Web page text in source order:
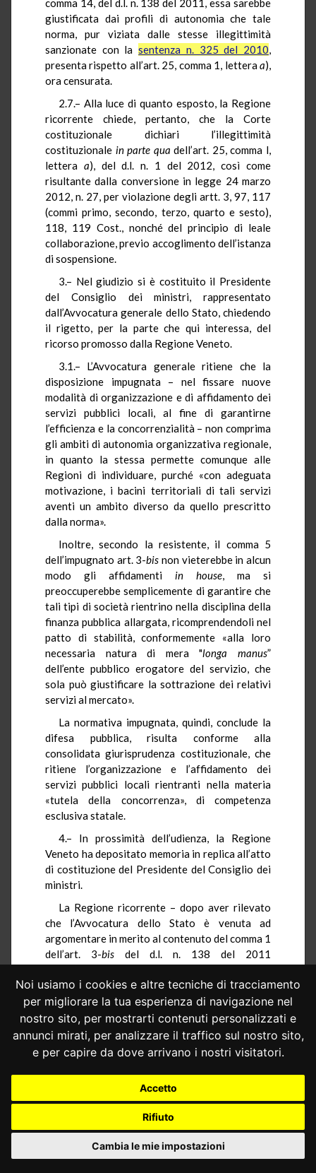
Noi usiamo i cookies e altre tecniche di tracciamento
per migliorare la tua esperienza di navigazione nel
nostro sito, per mostrarti contenuti personalizzati e
annunci mirati, per analizzare il traffico sul nostro sito,
e per capire da dove arrivano i nostri visitatori.
Accetto
Rifiuto
Cambia le mie impostazioni
comma 14, del d.l. n. 138 del 2011, essa sarebbe
giustificata dai profili di autonomia che tale
norma, pur viziata dalle stesse illegittimità
sanzionate con lasentenza n. 325 del 2010,
presenta rispetto all’art. 25, comma 1, letteraa),
ora censurata.
2.7.– Alla luce di quanto esposto, la Regione
ricorrente chiede, pertanto, che la Corte
costituzionale dichiari l’illegittimità
costituzionale in parte quadell’art. 25, comma l,
lettera a), del d.l. n. 1 del 2012, così come
risultante dalla conversione in legge 24 marzo
2012, n. 27, per violazione degli artt. 3, 97, 117
(commi primo, secondo, terzo, quarto e sesto),
118, 119 Cost., nonché del principio di leale
collaborazione, previo accoglimento dell’istanza
di sospensione.
3.– Nel giudizio si è costituito il Presidente
del Consiglio dei ministri, rappresentato
dall’Avvocatura generale dello Stato, chiedendo
il rigetto, per la parte che qui interessa, del
ricorso promosso dalla Regione Veneto.
3.1.– L’Avvocatura generale ritiene che la
disposizione impugnata – nel fissare nuove
modalità di organizzazione e di affidamento dei
servizi pubblici locali, al fine di garantirne
l’efficienza e la concorrenzialità – non comprima
gli ambiti di autonomia organizzativa regionale,
in quanto la stessa permette comunque alle
Regioni di individuare, purché «con adeguata
motivazione, i bacini territoriali di tali servizi
aventi un ambito diverso da quello prescritto
dalla norma».
Inoltre, secondo la resistente, il comma 5
dell’impugnato art. 3-bis non vieterebbe in alcun
modo gli affidamenti in house, ma si
preoccuperebbe semplicemente di garantire che
tali tipi di società rientrino nella disciplina della
finanza pubblica allargata, ricomprendendoli nel
patto di stabilità, conformemente «alla loro
necessaria natura di mera "longa manus”
dell’ente pubblico erogatore del servizio, che
sola può giustificare la sottrazione dei relativi
servizi al mercato».
La normativa impugnata, quindi, conclude la
difesa pubblica, risulta conforme alla
consolidata giurisprudenza costituzionale, che
ritiene l’organizzazione e l’affidamento dei
servizi pubblici locali rientranti nella materia
«tutela della concorrenza», di competenza
esclusiva statale.
4.– In prossimità dell’udienza, la Regione
Veneto ha depositato memoria in replica all’atto
di costituzione del Presidente del Consiglio dei
ministri.
La Regione ricorrente – dopo aver rilevato
che l’Avvocatura dello Stato è venuta ad
argomentare in merito al contenuto del comma 1
dell’art. 3-bis del d.l. n. 138 del 2011
in quanto il comma non è oggetto di
impugnazione) ed aver sottolineato che la
resistente ha, invece, omesso di replicare alle
censure mosse dalla Regione relativamente ai
primi tre commi dell’art. 3- bis , venendo ad
appuntare le sue argomentazioni in merito al
solo comma 5 – rinvia integralmente a quanto
già esposto nel ricorso, insistendo per
Considerato in diritto
1.– La Regione Veneto, ha promosso –